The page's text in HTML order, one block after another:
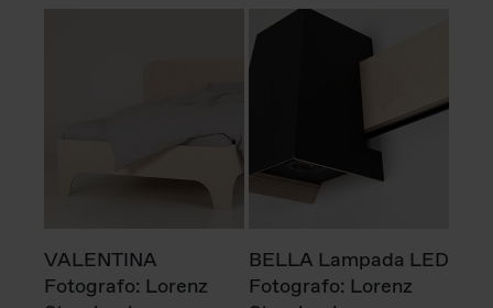
VALENTINA
Fotografo: Lorenz
BELLA Lampada LED
Fotografo: Lorenz